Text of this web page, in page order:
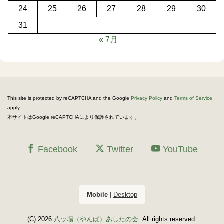
24 25 26 27 28 29
30
31
« 7月
This site is protected by reCAPTCHA and the Google Privacy Policy and Terms of Service
apply.
本サイトはGoogle reCAPTCHAにより保護されています。
Facebook Twitter YouTube
Mobile| Desktop
(C) 2026 八ッ場（やんば）あしたの会. All rights reserved.